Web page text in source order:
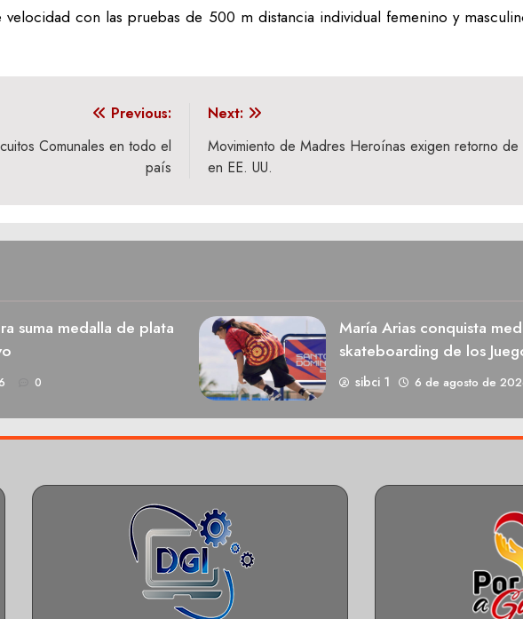
velocidad con las pruebas de 500 m distancia individual femenino y
Previous:
Comunales en todo el
país
Next:
Movimiento de Madres Heroínas exigen retorno
en EE. UU.
suma medalla de plata
0
María Arias conquista
skateboarding de los
sibci 1 6 de agosto de